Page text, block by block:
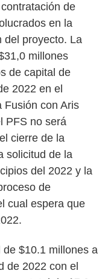
de
en la
del proyecto. La
millones
de capital de
2022 en el
Fusión con Aris
PFS no será
cierre de la
solicitud de la
del 2022 y la
de
cual espera que
$10.1 millones a
de 2022 con el